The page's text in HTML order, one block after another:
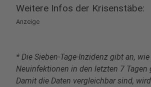
Weitere Infos der Krisenstäbe:
Anzeige
* Die Sieben-Tage-Inzidenz gibt an,
Neuinfektionen in den letzten 7 Tagen
Damit die Daten vergleichbar sind,